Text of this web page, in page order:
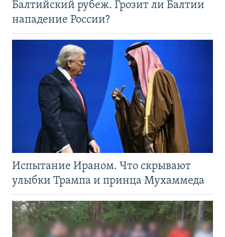
Балтийский рубеж. Грозит ли Балтии
нападение России?
Испытание Ираном. Что скрывают
улыбки Трампа и принца Мухаммеда